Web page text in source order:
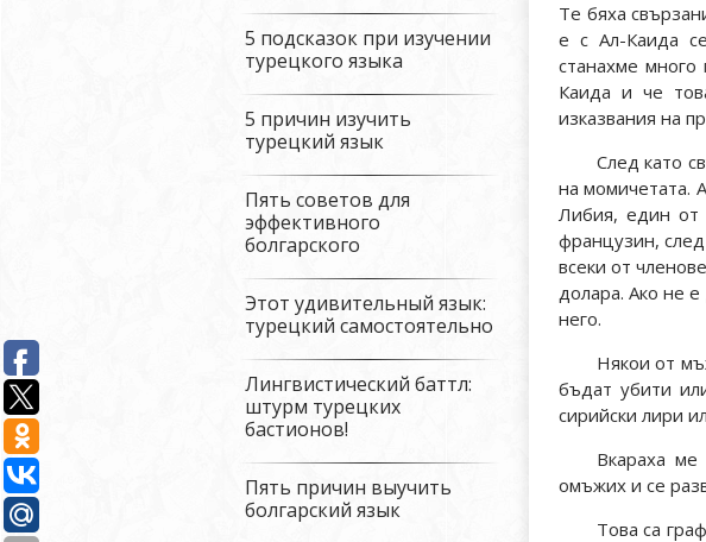
5 подсказок при изучении
турецкого языка
5 причин изучить
турецкий язык
Пять советов для
эффективного
болгарского
Этот удивительный язык:
турецкий самостоятельно
Лингвистический баттл:
штурм турецких
бастионов!
Пять причин выучить
болгарский язык
Те бяха
е с Ал-Каида
станахме
Каида и че
изказвания на
След като
на момичетата.
Либия, един от
французин,
всеки от
долара. Ако не
него.
Някои от
бъдат убити
сирийски лири
Вкараха
омъжих и се
Това са